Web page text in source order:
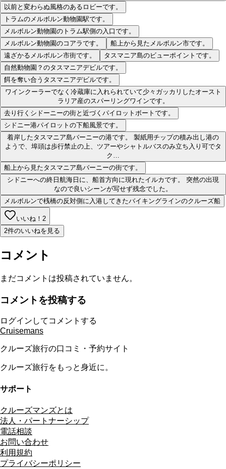
以前と変わらぬ風格のあるロビーです。
トラムのメルボルン動物園駅です。
メルボルン動物園のトラム駅側の入口です。
メルボルン動物園のコアラです。
船上から見たメルボルン市です。
遠ざかるメルボルン市街です。
タスマニア島のビューポイントです。
自然動物園？のタスマニアデビルです。
餌を奪い合うタスマニアデビルです。
ワインクーラーでなく冷蔵庫に入れられていて少々ガッカリしたオースト
ラリア産のスパーリングワインです。
去り行くシドーニーの街と近づくパイロットボートです。
シドニー港パイロットの下船風景です。
着岸したタスマニア島バーニーの港です。 製紙用チップの積み出し港の
ようで、埠頭は歩行禁止の上、ツアーやシャトルバスのみ立ち入り可でタ
ク…
船上から見たタスマニア島バーニーの街です。
シドニーへの終日航海日に、船首方向に現れたイルカです。 突然の出現
なので良いシーンが写せず残念でした。
メルボルンで桟橋の反対側に入港してきたバイキングラインのクルーズ船
いいね！ 2
2件のいいねを見る
コメント
まだコメントは投稿されていません。
コメントを投稿する
ログインしてコメントする
Cruisemans
クルーズ旅行の口コミ・予約サイト
クルーズ旅行をもっと身近に。
サポート
クルーズマンズとは
法人・パートナーシップ
電話相談
お問い合わせ
利用規約
プライバシーポリシー